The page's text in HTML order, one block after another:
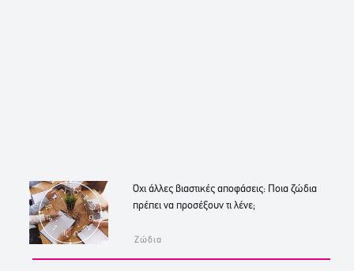
Όχι άλλες βιαστικές αποφάσεις: Ποια ζώδια
πρέπει να προσέξουν τι λένε;
Ζώδια